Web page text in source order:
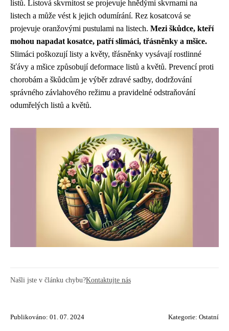
listů. Listová skvrnitost se projevuje hnědými skvrnami na
listech a může vést k jejich odumírání. Rez kosatcová se
projevuje oranžovými pustulami na listech. Mezi škůdce, kteří
mohou napadat kosatce, patří slimáci, třásněnky a mšice.
Slimáci poškozují listy a květy, třásněnky vysávají rostlinné
šťávy a mšice způsobují deformace listů a květů. Prevencí proti
chorobám a škůdcům je výběr zdravé sadby, dodržování
správného závlahového režimu a pravidelné odstraňování
odumřelých listů a květů.
Našli jste v článku chybu?Kontaktujte nás
Publikováno: 01. 07. 2024 Kategorie: Ostatní